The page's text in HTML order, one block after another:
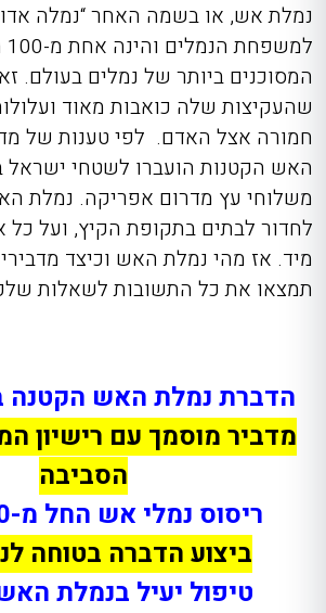
נמלת אש, או בשמה האחר “נמלה
המסוכנים ביותר של נמלים בעולם.
שהעקיצות שלה כואבות מאוד
חמורה אצל האדם. לפי טענות של
משלוחי עץ מדרום אפריקה. נמלת
לחדור לבתים בתקופת הקיץ, ועל
מיד. אז מהי נמלת האש וכיצד
תמצאו את כל התשובות לשאלות
הדברת נמלת האש הקטנה
מדביר מוסמך עם רישיון
הסביבה
ריסוס נמלי אש החל מ-250 ש”ח
ביצוע הדברה בטוחה
טיפול יעיל בנמלת